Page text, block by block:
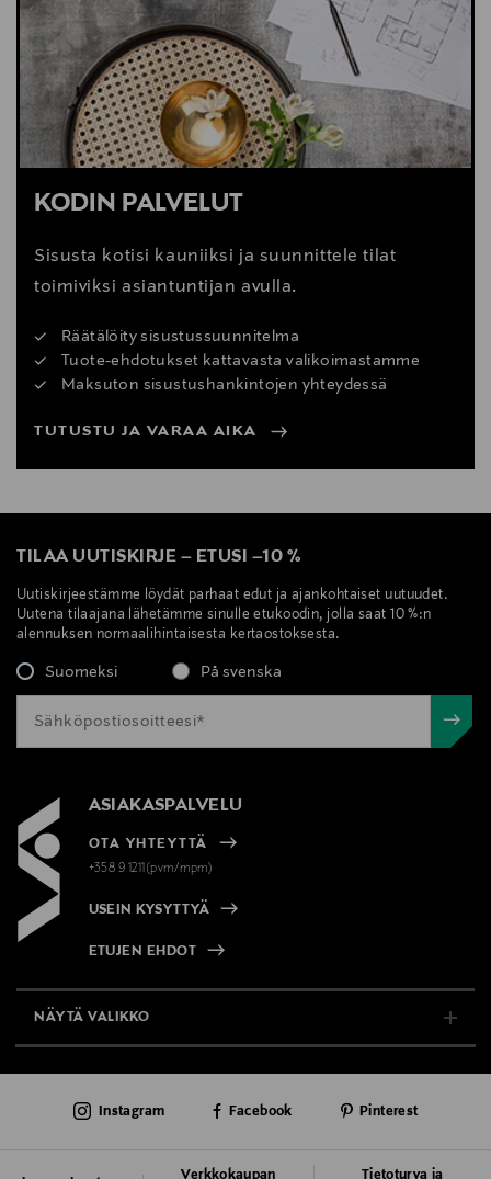
KODIN PALVELUT
Sisusta kotisi kauniiksi ja suunnittele tilat
toimiviksi asiantuntijan avulla.
Räätälöity sisustussuunnitelma
Tuote-ehdotukset kattavasta valikoimastamme
Maksuton sisustushankintojen yhteydessä
TUTUSTU JA VARAA AIKA
TILAA UUTISKIRJE – ETUSI –10 %
Uutiskirjeestämme löydät parhaat edut ja ajankohtaiset uutuudet.
Uutena tilaajana lähetämme sinulle etukoodin, jolla saat 10 %:n
alennuksen normaalihintaisesta kertaostoksesta.
Suomeksi På svenska
ASIAKASPALVELU
OTA YHTEYTTÄ
+358 9 1211(pvm/mpm)
USEIN KYSYTTYÄ
ETUJEN EHDOT
NÄYTÄ VALIKKO
AJANKOHTAISTA
Verkkokaupan Tietoturva ja
Instagram Facebook Pinterest